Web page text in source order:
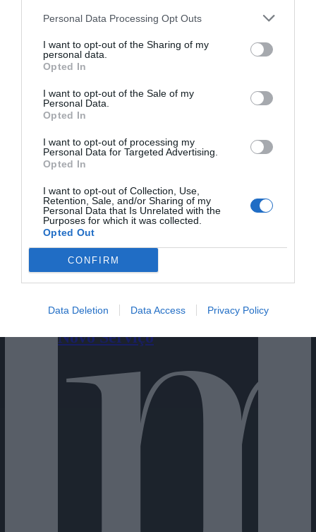
Personal Data Processing Opt Outs
I want to opt-out of the Sharing of my
personal data.
Opted In
I want to opt-out of the Sale of my
Personal Data.
Opted In
I want to opt-out of processing my
Personal Data for Targeted Advertising.
Opted In
I want to opt-out of Collection, Use,
Retention, Sale, and/or Sharing of my
Personal Data that Is Unrelated with the
Purposes for which it was collected.
Opted Out
CONFIRM
Data Deletion Data Access Privacy Policy